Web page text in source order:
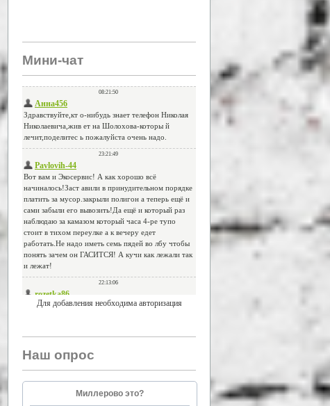
Мини-чат
Для добавления необходима авторизация
Наш опрос
Миллерово это?